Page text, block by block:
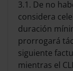
3.1. De no
considera
duración
prorrogará
siguiente
mientras el